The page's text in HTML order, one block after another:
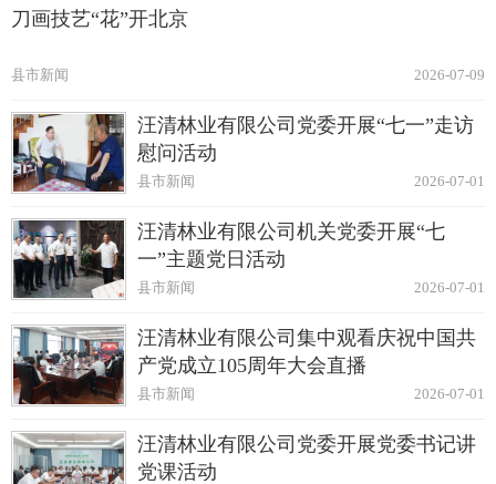
刀画技艺“花”开北京
2026-07-09
县市新闻
汪清林业有限公司党委开展“七一”走访
慰问活动
2026-07-01
县市新闻
汪清林业有限公司机关党委开展“七
一”主题党日活动
2026-07-01
县市新闻
汪清林业有限公司集中观看庆祝中国共
产党成立105周年大会直播
2026-07-01
县市新闻
汪清林业有限公司党委开展党委书记讲
党课活动